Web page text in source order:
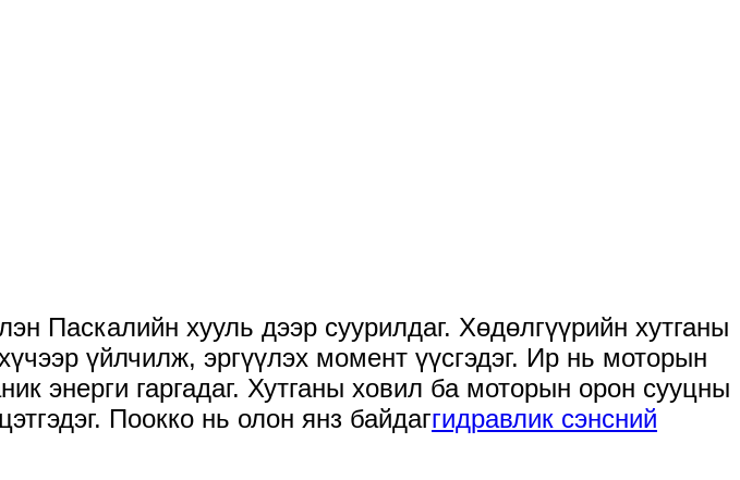
Паскалийн хууль дээр суурилдаг. Хөдөлгүүрийн хутганы
үйлчилж, эргүүлэх момент үүсгэдэг. Ир нь моторын
энерги гаргадаг. Хутганы ховил ба моторын орон сууцны
Поокко нь олон янз байдаггидравлик сэнсний